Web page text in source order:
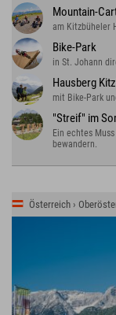
Mountain-
am Kitzbüheler
Bike-Park
in St. Johann
Hausberg
mit Bike-Park
"Streif" im
Ein echtes
bewandern.
Österreich ›